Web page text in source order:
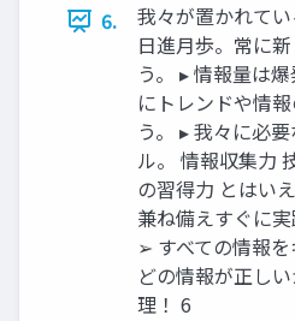
6.
我々が置かれて
日進月歩。常に
う。 ▸ 情報量は
にトレンドや情
う。 ▸ 我々に必
ル。 情報収集力
の習得力 とはい
兼ね備えすぐに
➢ すべての情報
どの情報が正し
理！ 6